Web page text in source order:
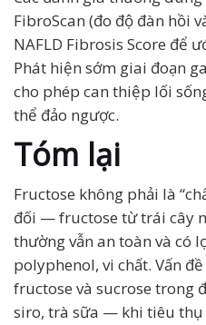
FibroScan (đo độ đàn hồi
NAFLD Fibrosis Score để
Phát hiện sớm giai đoạn
cho phép can thiệp lối
thể đảo ngược.
Tóm lại
Fructose không phải là
đối — fructose từ trái cây
thường vẫn an toàn và có
polyphenol, vi chất. Vấn
fructose và sucrose trong
siro, trà sữa — khi tiêu thụ